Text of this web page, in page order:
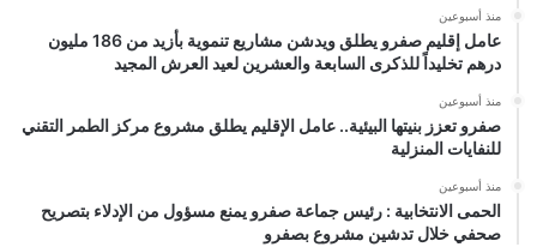
منذ أسبوعين
عامل إقليم صفرو يطلق ويدشن مشاريع تنموية بأزيد من 186 مليون
درهم تخليداً للذكرى السابعة والعشرين لعيد العرش المجيد
منذ أسبوعين
صفرو تعزز بنيتها البيئية.. عامل الإقليم يطلق مشروع مركز الطمر التقني
للنفايات المنزلية
منذ أسبوعين
الحمى الانتخابية : رئيس جماعة صفرو يمنع مسؤول من الإدلاء بتصريح
صحفي خلال تدشين مشروع بصفرو